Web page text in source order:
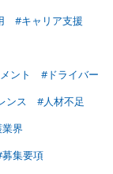
#キャリア支援
ント
#ドライバー
ンス
#人材不足
界
集要項